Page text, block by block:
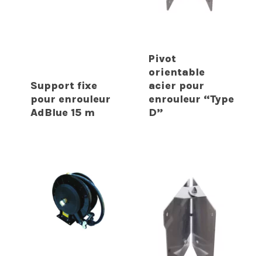
Support fixe
pour enrouleur
AdBlue 15 m
Pivot
orientable
acier pour
enrouleur “Type
D”